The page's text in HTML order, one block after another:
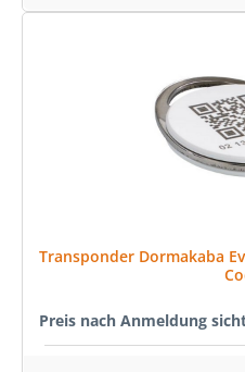
Transponder Dormakaba
Preis nach Anmeldung